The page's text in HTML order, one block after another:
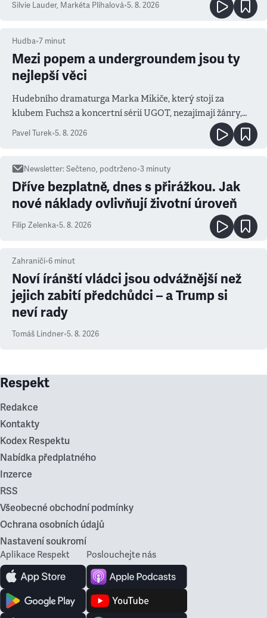
Silvie Lauder, Markéta Plíhalová•5. 8. 2026
Hudba•7 minut
Mezi popem a undergroundem jsou ty
nejlepší věci
Hudebního dramaturga Marka Mikiče, který stojí za
klubem Fuchs2 a koncertní sérií UGOT, nezajímají žánry,
ale atmosféra
Pavel Turek•5. 8. 2026
Newsletter:Sečteno, podtrženo•3 minuty
Dříve bezplatně, dnes s přirážkou. Jak
nové náklady ovlivňují životní úroveň
Filip Zelenka•5. 8. 2026
Zahraničí•6 minut
Noví íránští vládci jsou odvážnější než
jejich zabití předchůdci – a Trump si
neví rady
Tomáš Lindner•5. 8. 2026
Respekt
Redakce
Kontakty
Kodex Respektu
Nabídka předplatného
Inzerce
RSS
Všeobecné obchodní podmínky
Ochrana osobních údajů
Nastavení soukromí
Aplikace Respekt Poslouchejte nás